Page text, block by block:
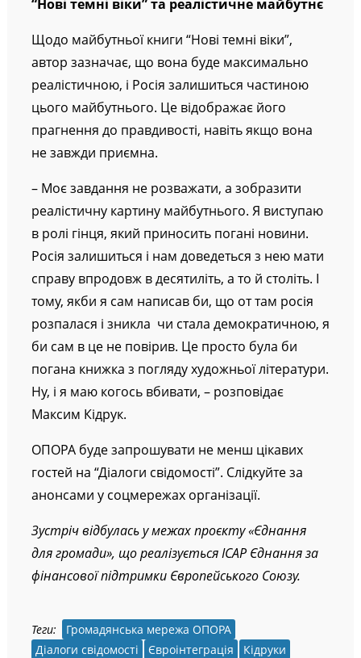
“Нові темні віки” та реалістичне майбутнє
Щодо майбутньої книги “Нові темні віки”,
автор зазначає, що вона буде максимально
реалістичною, і Росія залишиться частиною
цього майбутнього. Це відображає його
прагнення до правдивості, навіть якщо вона
не завжди приємна.
– Моє завдання не розважати, а зобразити
реалістичну картину майбутнього. Я виступаю
в ролі гінця, який приносить погані новини.
Росія залишиться і нам доведеться з нею мати
справу впродовж в десятиліть, а то й століть. І
тому, якби я сам написав би, що от там росія
розпалася і зникла чи стала демократичною, я
би сам в це не повірив. Це просто була би
погана книжка з погляду художньої літератури.
Ну, і я маю когось вбивати, – розповідає
Максим Кідрук.
ОПОРА буде запрошувати не менш цікавих
гостей на “Діалоги свідомості”. Слідкуйте за
анонсами у соцмережах організації.
Зустріч відбулась у межах проєкту «Єднання
для громади», що реалізується ІСАР Єднання за
фінансової підтримки Європейського Союзу.
Теги:
Громадянська мережа ОПОРА
Діалоги свідомості
Євроінтеграція
Кідруки